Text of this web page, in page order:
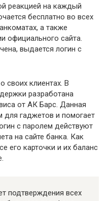
реакцией на каждый
бесплатно во всех
а также
официального сайта.
выдается логин с
своих клиентах. В
разработана
от АК Барс. Данная
для гаджетов и помогает
с паролем действуют
на сайте банка. Как
его карточки и их баланс
подтверждения всех